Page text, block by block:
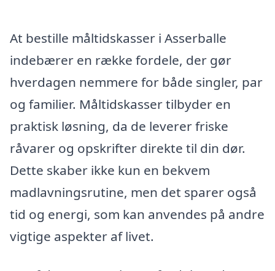
At bestille måltidskasser i Asserballe
indebærer en række fordele, der gør
hverdagen nemmere for både singler, par
og familier. Måltidskasser tilbyder en
praktisk løsning, da de leverer friske
råvarer og opskrifter direkte til din dør.
Dette skaber ikke kun en bekvem
madlavningsrutine, men det sparer også
tid og energi, som kan anvendes på andre
vigtige aspekter af livet.